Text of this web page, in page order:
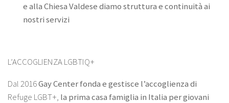
e alla Chiesa Valdese diamo struttura e continuità ai
nostri servizi
L’ACCOGLIENZA LGBTIQ+
Dal 2016Gay Center fonda e gestisce l’accoglienza di
Refuge LGBT+, la prima casa famiglia in Italia per giovani